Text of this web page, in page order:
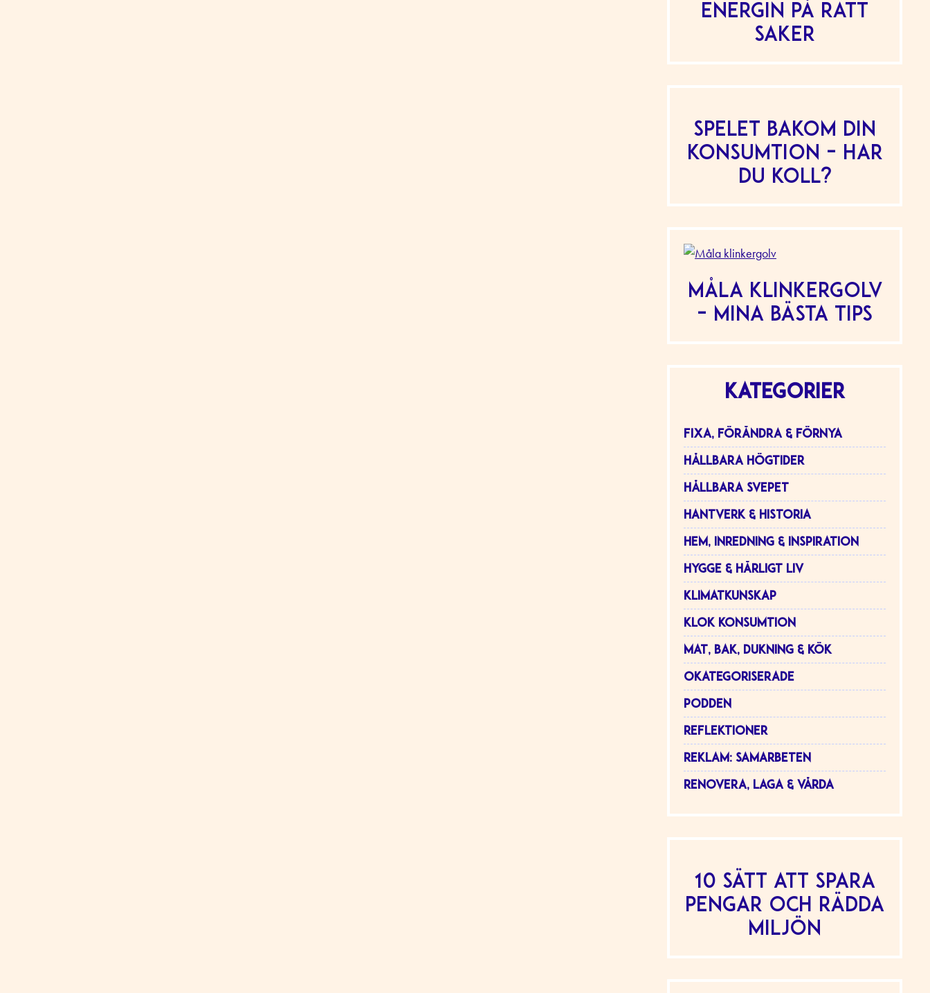
energin på rätt
saker
Spelet bakom din
konsumtion – har
du koll?
Måla klinkergolv
– mina bästa tips
KATEGORIER
FIXA, FÖRÄNDRA & FÖRNYA
HÅLLBARA HÖGTIDER
HÅLLBARA SVEPET
HANTVERK & HISTORIA
HEM, INREDNING & INSPIRATION
HYGGE & HÄRLIGT LIV
KLIMATKUNSKAP
KLOK KONSUMTION
MAT, BAK, DUKNING & KÖK
OKATEGORISERADE
PODDEN
REFLEKTIONER
REKLAM: SAMARBETEN
RENOVERA, LAGA & VÅRDA
10 sätt att spara
pengar och rädda
miljön